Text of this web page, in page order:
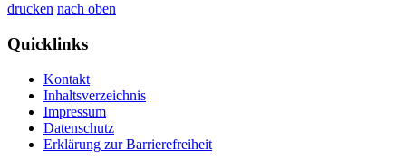
drucken nach oben
Quicklinks
Kontakt
Inhaltsverzeichnis
Impressum
Datenschutz
Erklärung zur Barrierefreiheit